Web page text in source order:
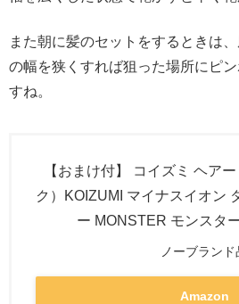
また朝に髪のセットをするときは
の幅を狭くすれば狙った場所にピ
すね。
【おまけ付】 コイズミ ヘア
ク）KOIZUMI マイナスイオン
ー MONSTER モンスタ
ノーブランド
Amazon